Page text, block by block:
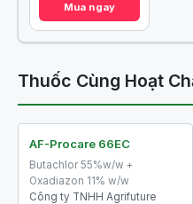
Mua ngay
Thuốc Cùng Hoạt
AF-Procare 66EC
Butachlor 55%w/w +
Oxadiazon 11% w/w
Công ty TNHH Agrifuture